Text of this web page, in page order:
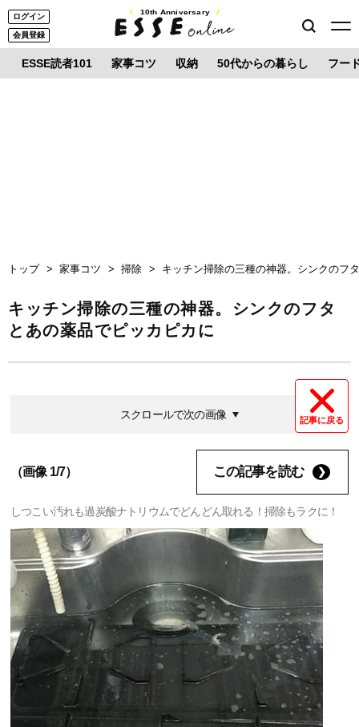
ログイン
会員登録
10th Anniversary
ESSE読者101 家事コツ 収納 50代からの暮らし フー
トップ 家事コツ 掃除 キッチン掃除の三種の神器。シンクのフ
キッチン掃除の三種の神器。シンクのフタ
とあの薬品でピッカピカに
記事に戻る
スクロールで次の画像
（画像 1/7） この記事を読む
しつこい汚れも過炭酸ナトリウムでどんどん取れる！掃除もラクに！